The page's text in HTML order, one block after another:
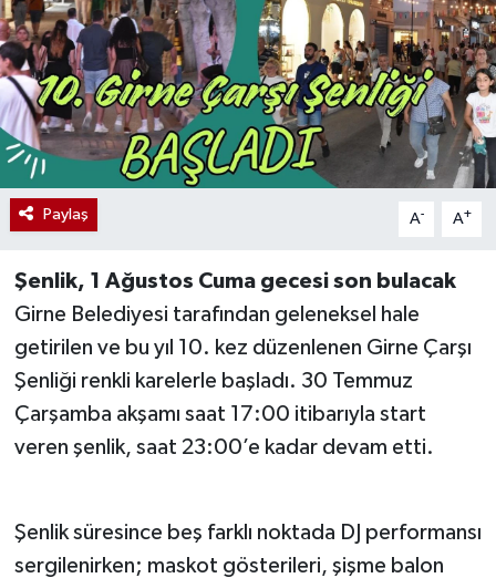
Paylaş A- A+
Şenlik, 1 Ağustos Cuma gecesi son bulacak
Girne Belediyesi tarafından geleneksel hale
getirilen ve bu yıl 10. kez düzenlenen Girne Çarşı
Şenliği renkli karelerle başladı. 30 Temmuz
Çarşamba akşamı saat 17:00 itibarıyla start
veren şenlik, saat 23:00’e kadar devam etti.
Şenlik süresince beş farklı noktada DJ performansı
sergilenirken; maskot gösterileri, şişme balon